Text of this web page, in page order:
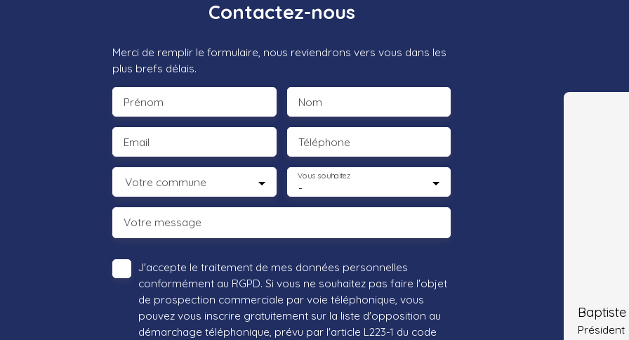
Contactez-nous
Merci de remplir le formulaire, nous reviendrons vers vous dans les
plus brefs délais.
Prénom Nom
Email Téléphone
Votre commune -
Vous souhaitez
Votre message
J'accepte le traitement de mes données personnelles
conformément au RGPD. Si vous ne souhaitez pas faire l'objet
de prospection commerciale par voie téléphonique, vous
pouvez vous inscrire gratuitement sur la liste d'opposition au
démarchage téléphonique, prévu par l'article L223-1 du code
Baptiste
Président